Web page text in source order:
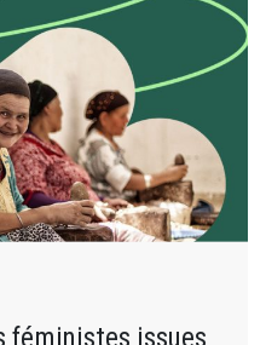
féministes issues